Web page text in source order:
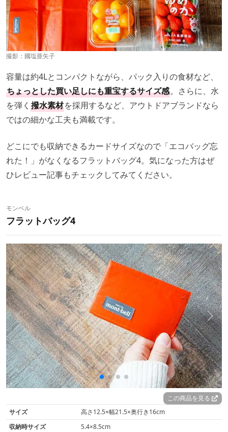
撮影： 國塩亜矢子
容量は約4Lとコンパクトながら、パック入りの食材など、
ちょっとした買い足しにも重宝するサイズ感。さらに、水
を弾く 撥水素材を採用するなど、アウトドアブランドなら
ではの細かな工夫も満載です。
どこにでも収納できるカードサイズなので「エコバッグ忘
れた！」がなくなるフラットバッグ4。気になった方はぜ
ひレビュー記事もチェックしてみてください。
モンベル
フラットバッグ4
この商品を見る
サイズ
高さ12.5×幅21.5×奥行き16cm
収納時サイズ
5.4×8.5cm